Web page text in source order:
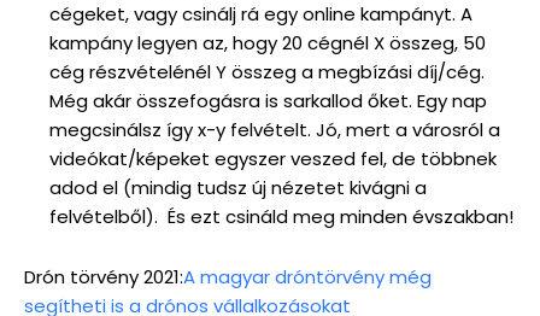
cégeket, vagy csinálj rá egy online kampányt. A
kampány legyen az, hogy 20 cégnél X összeg, 50
cég részvételénél Y összeg a megbízási díj/cég.
Még akár összefogásra is sarkallod őket. Egy nap
megcsinálsz így x-y felvételt. Jó, mert a városról a
videókat/képeket egyszer veszed fel, de többnek
adod el (mindig tudsz új nézetet kivágni a
felvételből). És ezt csináld meg minden évszakban!
Drón törvény 2021:A magyar dróntörvény még
segítheti is a drónos vállalkozásokat